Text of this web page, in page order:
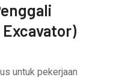
untuk pekerjaan